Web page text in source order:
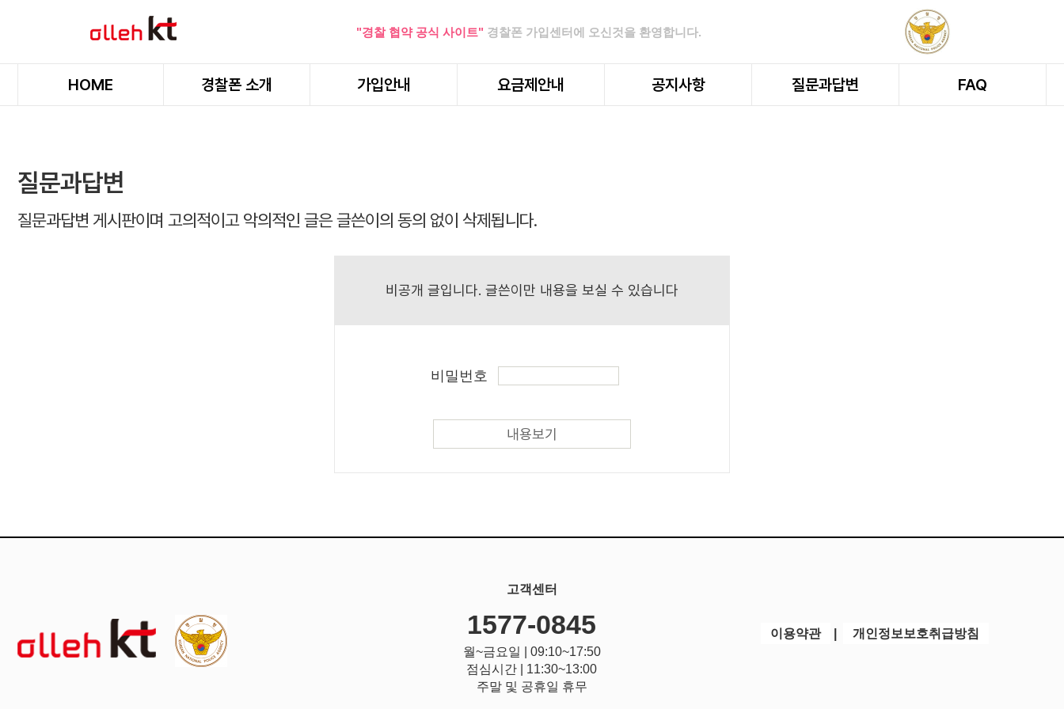
"경찰 협약 공식 사이트" 경찰폰 가입센터에 오신것을 환영합니다.
HOME 경찰폰 소개 가입안내 요금제안내 공지사항 질문과답변 FAQ
질문과답변
질문과답변 게시판이며 고의적이고 악의적인 글은 글쓴이의 동의 없이 삭제됩니다.
비공개 글입니다. 글쓴이만 내용을 보실 수 있습니다
비밀번호
내용보기
고객센터
1577-0845
월~금요일 | 09:10~17:50
점심시간 | 11:30~13:00
주말 및 공휴일 휴무
이용약관 개인정보보호취급방침